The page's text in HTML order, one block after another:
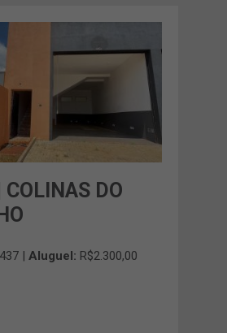
COLINAS DO
437 | Aluguel: R$2.300,00